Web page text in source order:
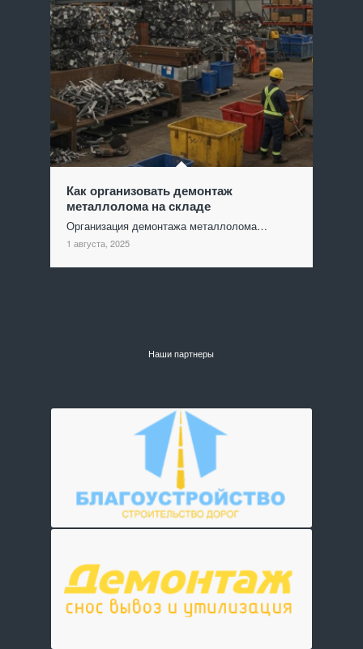
Как организовать демонтаж
металлолома на складе
Организация демонтажа металлолома…
1 августа, 2025
Наши партнеры